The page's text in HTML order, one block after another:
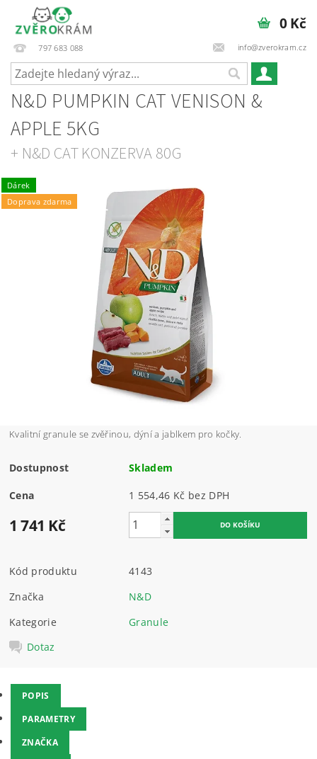
797 683 088 info@zverokram.cz
0 Kč
N&D PUMPKIN CAT VENISON &
APPLE 5KG
+ N&D CAT KONZERVA 80G
Dárek
Doprava zdarma
Kvalitní granule se zvěřinou, dýní a jablkem pro kočky.
Dostupnost Skladem
Cena 1 554,46 Kč bez DPH
1 741 Kč
Kód produktu
4143
Značka
N&D
Kategorie
Granule
Dotaz
POPIS
PARAMETRY
ZNAČKA